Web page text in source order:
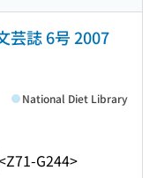
芸誌 6号 2007
G244>
National Diet Library